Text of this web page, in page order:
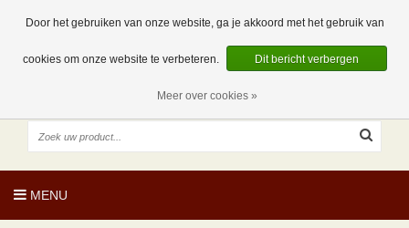
0 Artikelen
NL
EUR
MENU
Door het gebruiken van onze website, ga je akkoord met het gebruik van
cookies om onze website te verbeteren. Dit bericht verbergen
Meer over cookies »